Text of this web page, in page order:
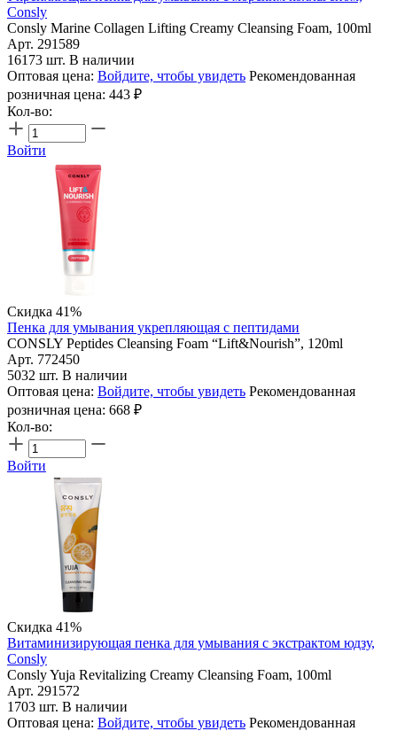
Consly
Consly Marine Collagen Lifting Creamy Cleansing Foam, 100ml
Арт. 291589
16173 шт. В наличии
Оптовая цена: Войдите, чтобы увидеть Рекомендованная
розничная цена: 443 ₽
Кол-во:
Войти
Скидка 41%
Пенка для умывания укрепляющая с пептидами
CONSLY Peptides Cleansing Foam “Lift&Nourish”, 120ml
Арт. 772450
5032 шт. В наличии
Оптовая цена: Войдите, чтобы увидеть Рекомендованная
розничная цена: 668 ₽
Кол-во:
Войти
Скидка 41%
Витаминизирующая пенка для умывания с экстрактом юдзу,
Consly
Consly Yuja Revitalizing Creamy Cleansing Foam, 100ml
Арт. 291572
1703 шт. В наличии
Оптовая цена: Войдите, чтобы увидеть Рекомендованная